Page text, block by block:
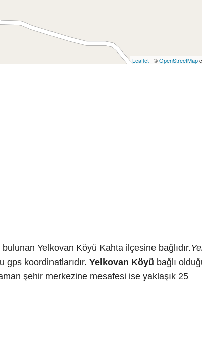
Leaflet | ©OpenStreetMap
Yelkovan Köyü Kahta ilçesine bağlıdır.
gps koordinatlarıdır. Yelkovan Köyü bağlı
şehir merkezine mesafesi ise yaklaşık 25